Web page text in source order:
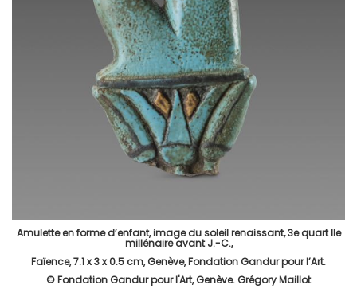
Amulette en forme d’enfant, image du soleil renaissant, 3e quart IIe
millénaire avant J.-C.,
Faïence, 7.1 x 3 x 0.5 cm, Genève, Fondation Gandur pour l’Art.
© Fondation Gandur pour l'Art, Genève. Grégory Maillot